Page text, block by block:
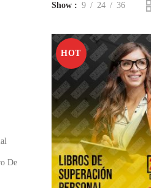
Show 9 24 36
HOT
De